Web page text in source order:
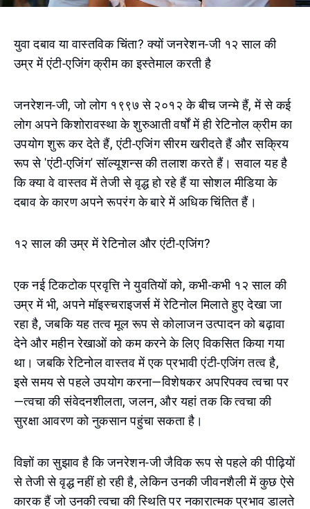
युवा दबाव या वास्तविक चिंता? क्यों जनरेशन-जी १२ साल की
उम्र में एंटी-एजिंग क्रीम का इस्तेमाल करती है
जनरेशन-जी, जो लोग १९९७ से २०१२ के बीच जन्मे हैं, में से कई
लोग अपने किशोरावस्था के शुरुआती वर्षों में ही रेटिनोल क्रीम का
उपयोग शुरू कर देते हैं, एंटी-एजिंग सीरम खरीदते हैं और सक्रिय
रूप से 'एंटी-एजिंग' सॉल्यूशन्स की तलाश करते हैं। सवाल यह है
कि क्या वे वास्तव में तेजी से वृद्ध हो रहे हैं या सोशल मीडिया के
दबाव के कारण अपने रूपरंग के बारे में अधिक चिंतित हैं।
१२ साल की उम्र में रेटिनोल और एंटी-एजिंग?
एक नई टिकटोक प्रवृत्ति ने युवतियों को, कभी-कभी १२ साल की
उम्र में भी, अपने मॉइस्चराइजर्स में रेटिनोल मिलाते हुए देखा जा
रहा है, जबकि यह तत्व मूल रूप से कोलाजन उत्पादन को बढ़ावा
देने और महीन रेखाओं को कम करने के लिए विकसित किया गया
था। जबकि रेटिनोल वास्तव में एक प्रभावी एंटी-एजिंग तत्व है,
इसे समय से पहले उपयोग करना—विशेषकर अपरिपक्व त्वचा पर
—त्वचा की संवेदनशीलता, जलन, और यहां तक कि त्वचा की
सुरक्षा आवरण को नुकसान पहुंचा सकता है।
विज्ञों का सुझाव है कि जनरेशन-जी जैविक रूप से पहले की पीढ़ियों
से तेजी से वृद्ध नहीं हो रही है, लेकिन उनकी जीवनशैली में कुछ ऐसे
कारक हैं जो उनकी त्वचा की स्थिति पर नकारात्मक प्रभाव डालते